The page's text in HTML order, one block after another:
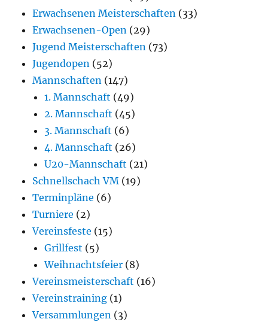
Erwachsenen Meisterschaften (33)
Erwachsenen-Open (29)
Jugend Meisterschaften (73)
Jugendopen (52)
Mannschaften (147)
1. Mannschaft (49)
2. Mannschaft (45)
3. Mannschaft (6)
4. Mannschaft (26)
U20-Mannschaft (21)
Schnellschach VM (19)
Terminpläne (6)
Turniere (2)
Vereinsfeste (15)
Grillfest (5)
Weihnachtsfeier (8)
Vereinsmeisterschaft (16)
Vereinstraining (1)
Versammlungen (3)